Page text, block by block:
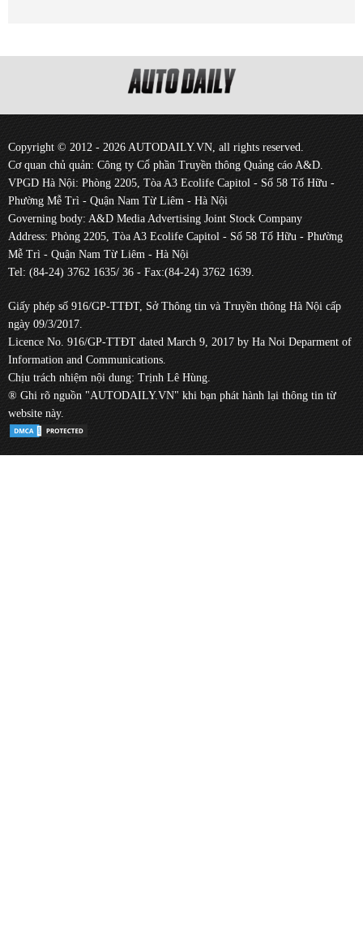
Copyright © 2012 - 2026 AUTODAILY.VN, all rights reserved.
Cơ quan chủ quản: Công ty Cổ phần Truyền thông Quảng cáo A&D.
VPGD Hà Nội: Phòng 2205, Tòa A3 Ecolife Capitol - Số 58 Tố Hữu -
Phường Mễ Trì - Quận Nam Từ Liêm - Hà Nội
Governing body: A&D Media Advertising Joint Stock Company
Address: Phòng 2205, Tòa A3 Ecolife Capitol - Số 58 Tố Hữu - Phường
Mễ Trì - Quận Nam Từ Liêm - Hà Nội
Tel: (84-24) 3762 1635/ 36 - Fax:(84-24) 3762 1639.
Giấy phép số 916/GP-TTĐT, Sở Thông tin và Truyền thông Hà Nội cấp
ngày 09/3/2017.
Licence No. 916/GP-TTĐT dated March 9, 2017 by Ha Noi Deparment of
Information and Communications.
Chịu trách nhiệm nội dung: Trịnh Lê Hùng.
® Ghi rõ nguồn "AUTODAILY.VN" khi bạn phát hành lại thông tin từ
website này.